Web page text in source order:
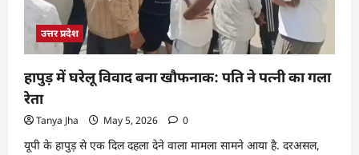
उत्तर प्रदेश
हापुड़ में घरेलू विवाद बना खौफनाक: पति ने पत्नी का गला
रेता
Tanya Jha May 5, 2026 0
यूपी के हापुड़ से एक दिल दहला देने वाला मामला सामने आया है. दरअसल,